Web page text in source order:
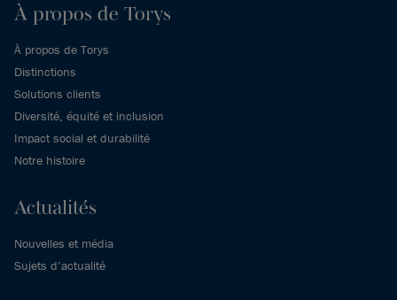
À propos de Torys
À propos de Torys
Distinctions
Solutions clients
Diversité, équité et inclusion
Impact social et durabilité
Notre histoire
Actualités
Nouvelles et média
Sujets d’actualité